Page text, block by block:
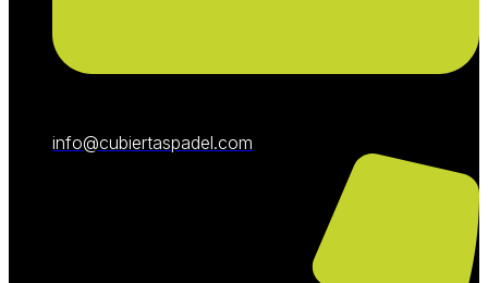
info@cubiertaspadel.com